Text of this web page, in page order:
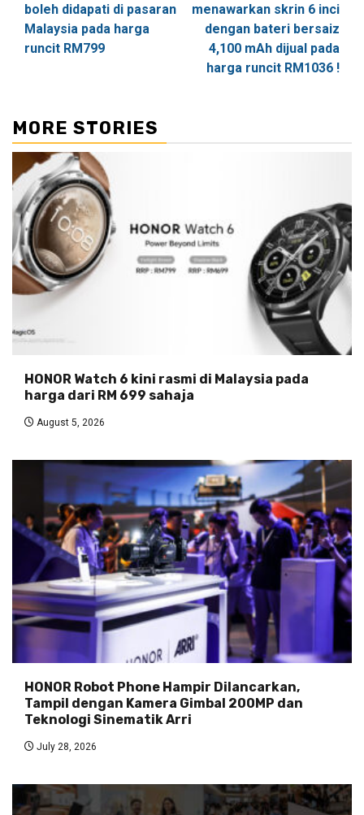
boleh didapati di pasaran
Malaysia pada harga
runcit RM799
menawarkan skrin 6 inci
dengan bateri bersaiz
4,100 mAh dijual pada
harga runcit RM1036 !
MORE STORIES
HONOR Watch 6 kini rasmi di Malaysia pada
harga dari RM 699 sahaja
August 5, 2026
HONOR Robot Phone Hampir Dilancarkan,
Tampil dengan Kamera Gimbal 200MP dan
Teknologi Sinematik Arri
July 28, 2026